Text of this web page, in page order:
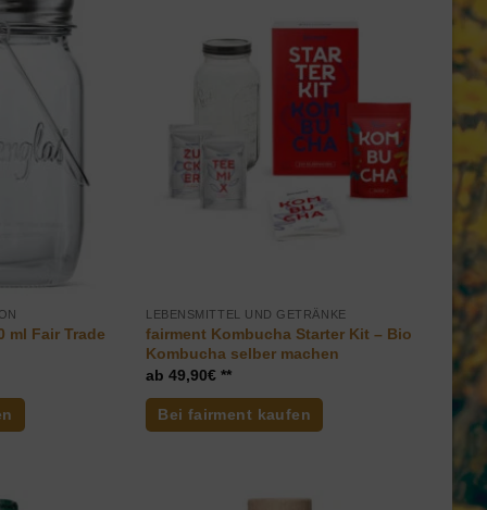
ml Fair Trade
LEBENSMITTEL UND GETRÄNKE
fairment Kombucha Starter Kit – Bio
Kombucha selber machen
49,90€
Bei fairment kaufen